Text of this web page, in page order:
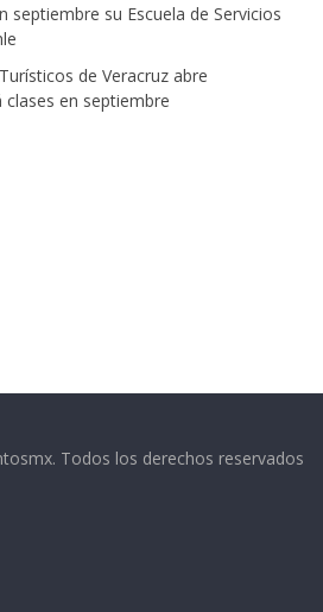
septiembre su Escuela de Servicios
de Veracruz abre
en septiembre
Todos los derechos reservados